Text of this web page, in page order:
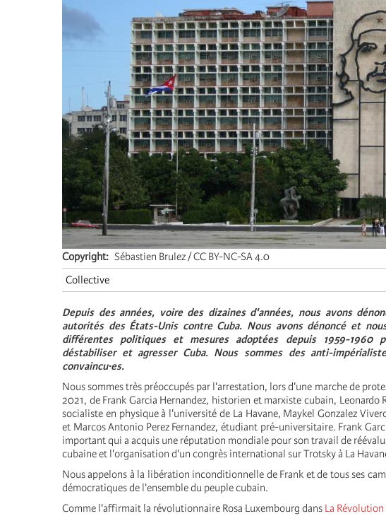
Copyright
Sébastien Brulez / CC BY-NC-SA 4.0
Collective
Depuis des années, voire des dizaines d'années, nous avons
autorités des États-Unis contre Cuba. Nous avons dénoncé et
différentes politiques et mesures adoptées depuis 1959-1960
déstabiliser et agresser Cuba. Nous sommes des anti-
convaincu·es.
Nous sommes très préoccupés par l'arrestation, lors d'une marche de
2021, de Frank Garcia Hernandez, historien et marxiste cubain,
socialiste en physique à l'université de La Havane, Maykel Gonzalez
et Marcos Antonio Perez Fernandez, étudiant pré-universitaire. Frank
important qui a acquis une réputation mondiale pour son travail de
cubaine et l'organisation d'un congrès international sur Trotsky à La
Nous appelons à la libération inconditionnelle de Frank et de tous ses
démocratiques de l'ensemble du peuple cubain.
Comme l'affirmait la révolutionnaire Rosa Luxembourg dans La Révolution